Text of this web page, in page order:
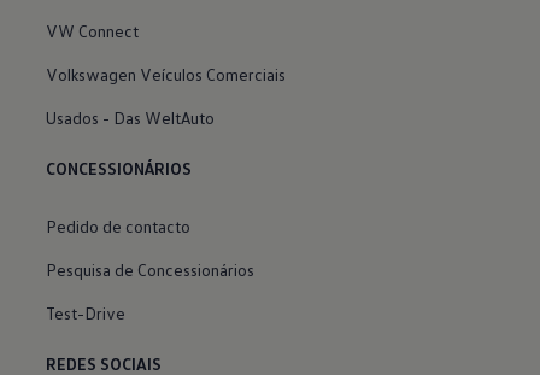
VW Connect
Volkswagen Veículos Comerciais
Usados - Das WeltAuto
CONCESSIONÁRIOS
Pedido de contacto
Pesquisa de Concessionários
Test-Drive
REDES SOCIAIS